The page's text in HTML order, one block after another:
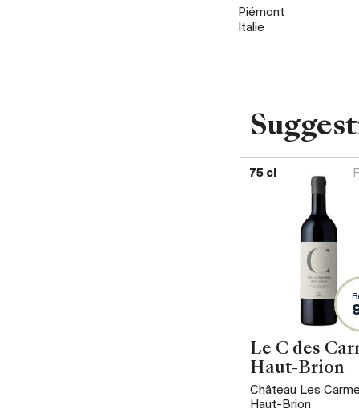
Piémont
Italie
75 cl
Le C des
Haut-Brion
Château Les
Haut-Brion